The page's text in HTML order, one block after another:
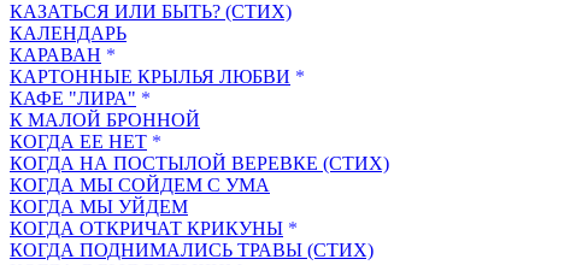
КАЗАТЬСЯ ИЛИ БЫТЬ? (СТИХ)
КАЛЕНДАРЬ
КАРАВАН *
КАРТОННЫЕ КРЫЛЬЯ ЛЮБВИ *
КАФЕ "ЛИРА" *
К МАЛОЙ БРОННОЙ
КОГДА ЕЕ НЕТ *
КОГДА НА ПОСТЫЛОЙ ВЕРЕВКЕ (СТИХ)
КОГДА МЫ СОЙДЕМ С УМА
КОГДА МЫ УЙДЕМ
КОГДА ОТКРИЧАТ КРИКУНЫ *
КОГДА ПОДНИМАЛИСЬ ТРАВЫ (СТИХ)